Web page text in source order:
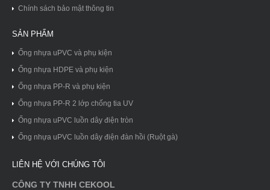
Chính sách bảo mật thông tin
SẢN PHẨM
Ống nhựa uPVC và phụ kiện
Ống nhựa HDPE và phụ kiện
Ống nhựa PP-R và phụ kiện
Ống nhựa PP-R 2 lớp chống tia UV
Ống nhựa uPVC luồn dây điện tròn
Ống nhựa uPVC luồn dây điện đàn hồi (Ruột gà)
LIÊN HỆ VỚI CHÚNG TÔI
CÔNG TY TNHH CEKOOL